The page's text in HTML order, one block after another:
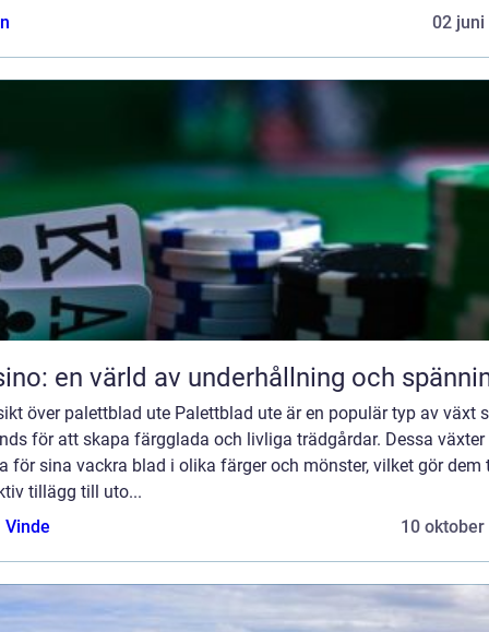
02 juni
en värld av underhållning och
över palettblad ute Palettblad ute är en populär typ av växt
för att skapa färgglada och livliga trädgårdar. Dessa växter
för sina vackra blad i olika färger och mönster, vilket gör dem
tillägg till uto...
Vinde
10 oktober